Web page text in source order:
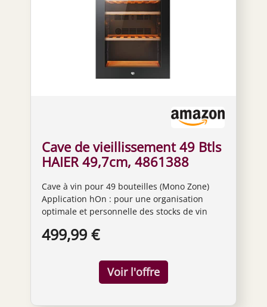
Cave de vieillissement 49 Btls
HAIER 49,7cm, 4861388
Cave à vin pour 49 bouteilles (Mono Zone)
Application hOn : pour une organisation
optimale et personnelle des stocks de vin
pour un réglage uniforme et précis de la
optimale entre 50 à 70 % Porte en verre
imperméable aux UV pour une protection
optimale Système d'éclairage intelligent LED
499,99 €